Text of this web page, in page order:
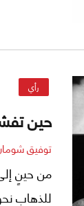
الثلاثي
رأي
حين
توفيق
من حينٍ
للذهاب